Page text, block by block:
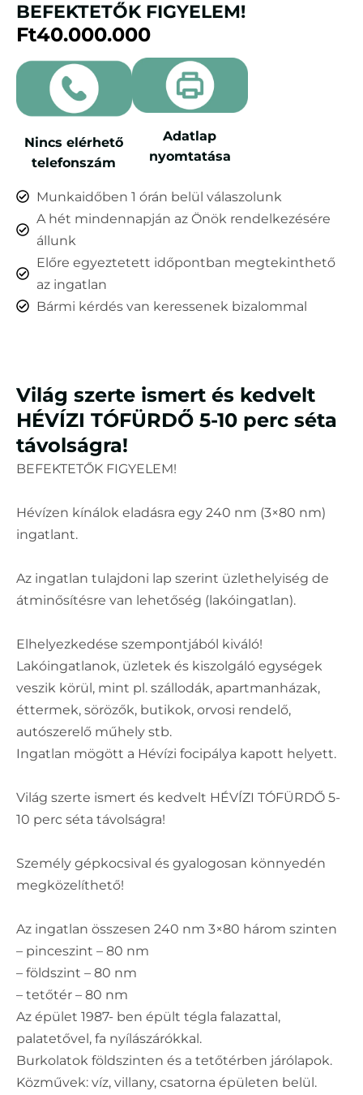
BEFEKTETŐK FIGYELEM!
Ft40.000.000
Nincs elérhető
telefonszám
Adatlap
nyomtatása
Munkaidőben 1 órán belül válaszolunk
A hét mindennapján az Önök rendelkezésére
állunk
Előre egyeztetett időpontban megtekinthető
az ingatlan
Bármi kérdés van keressenek bizalommal
Világ szerte ismert és kedvelt
HÉVÍZI TÓFÜRDŐ 5-10 perc séta
távolságra!
BEFEKTETŐK FIGYELEM!
Hévízen kínálok eladásra egy 240 nm (3×80 nm)
ingatlant.
Az ingatlan tulajdoni lap szerint üzlethelyiség de
átminősítésre van lehetőség (lakóingatlan).
Elhelyezkedése szempontjából kiváló!
Lakóingatlanok, üzletek és kiszolgáló egységek
veszik körül, mint pl. szállodák, apartmanházak,
éttermek, sörözők, butikok, orvosi rendelő,
autószerelő műhely stb.
Ingatlan mögött a Hévízi focipálya kapott helyett.
Világ szerte ismert és kedvelt HÉVÍZI TÓFÜRDŐ 5-
10 perc séta távolságra!
Személy gépkocsival és gyalogosan könnyedén
megközelíthető!
Az ingatlan összesen 240 nm 3×80 három szinten
– pinceszint – 80 nm
– földszint – 80 nm
– tetőtér – 80 nm
Az épület 1987- ben épült tégla falazattal,
palatetővel, fa nyílászárókkal.
Burkolatok földszinten és a tetőtérben járólapok.
Közművek: víz, villany, csatorna épületen belül.